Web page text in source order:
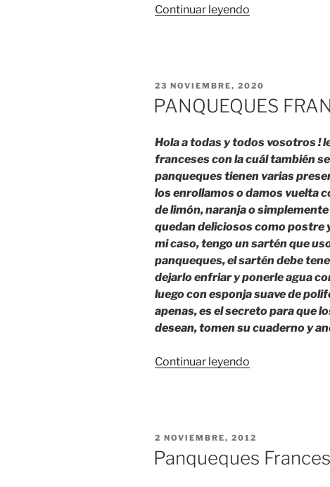
Continuar leyendo
PUBLICADO
23 NOVIEMBRE, 2020
PANQUEQUES
Hola a todas y todos vosotros !
franceses con la cuál también
panqueques tienen varias
los enrollamos o damos vuelta
de limón, naranja o
quedan deliciosos como postre
mi caso, tengo un sartén que
panqueques, el sartén debe
dejarlo enfriar y ponerle agua
luego con esponja suave de
apenas, es el secreto para que
desean, tomen su cuaderno y
Continuar leyendo
PUBLICADO
EL
2 NOVIEMBRE, 2012
Panqueques